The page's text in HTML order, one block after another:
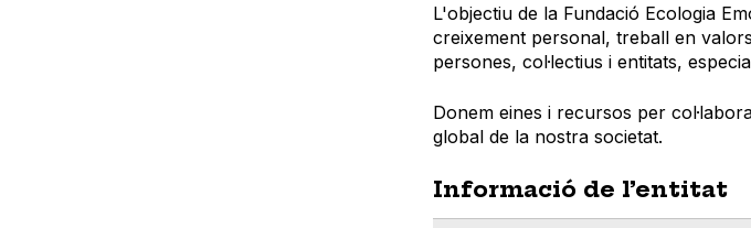
L'objectiu de la Fundació Ecologia
creixement personal, treball en
persones, col·lectius i entitats,
Donem eines i recursos per
global de la nostra societat.
Informació de l’entitat